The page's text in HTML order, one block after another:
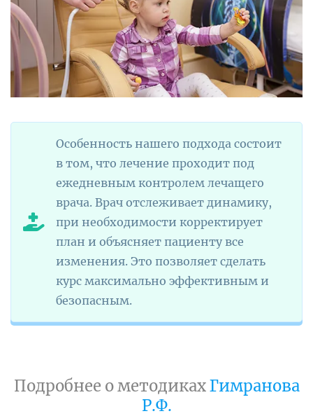
Особенность нашего подхода состоит
в том, что лечение проходит под
ежедневным контролем лечащего
врача. Врач отслеживает динамику,
при необходимости корректирует
план и объясняет пациенту все
изменения. Это позволяет сделать
курс максимально эффективным и
безопасным.
Подробнее о методикахГимранова
Р.Ф.